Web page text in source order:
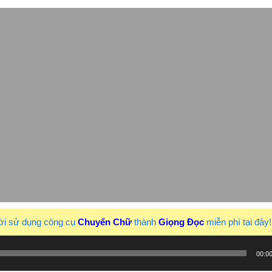
sử dụng công cụ Chuyển Chữ thành Giọng Đọc miễn phí tại đây!
00:00